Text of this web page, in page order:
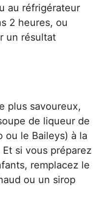
au réfrigérateur
2 heures, ou
un résultat
plus savoureux,
de liqueur de
ou le Baileys) à la
si vous préparez
remplacez le
ou un sirop